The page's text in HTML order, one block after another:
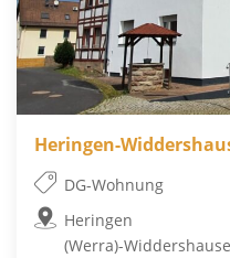
Heringen-
DG-Wohnung
Heringen
(Werra)-